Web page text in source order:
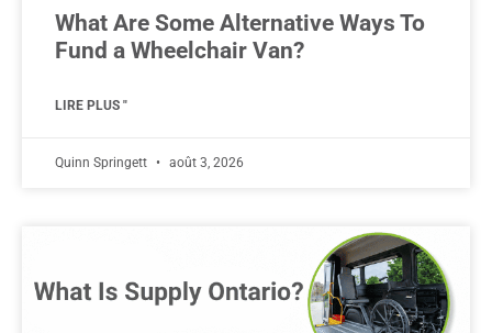
What Are Some Alternative Ways To
Fund a Wheelchair Van?
LIRE PLUS "
Quinn Springett août 3, 2026